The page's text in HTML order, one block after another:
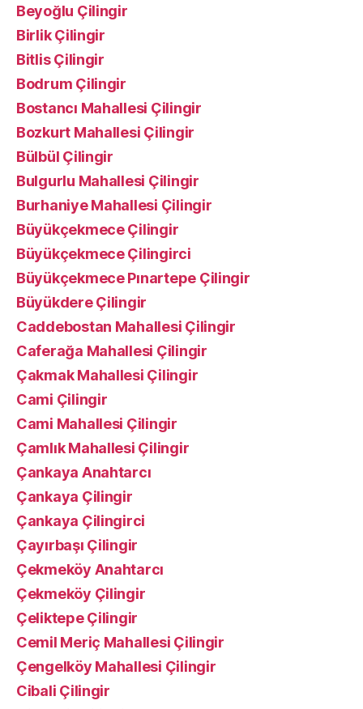
Beyoğlu Çilingir
Birlik Çilingir
Bitlis Çilingir
Bodrum Çilingir
Bostancı Mahallesi Çilingir
Bozkurt Mahallesi Çilingir
Bülbül Çilingir
Bulgurlu Mahallesi Çilingir
Burhaniye Mahallesi Çilingir
Büyükçekmece Çilingir
Büyükçekmece Çilingirci
Büyükçekmece Pınartepe Çilingir
Büyükdere Çilingir
Caddebostan Mahallesi Çilingir
Caferağa Mahallesi Çilingir
Çakmak Mahallesi Çilingir
Cami Çilingir
Cami Mahallesi Çilingir
Çamlık Mahallesi Çilingir
Çankaya Anahtarcı
Çankaya Çilingir
Çankaya Çilingirci
Çayırbaşı Çilingir
Çekmeköy Anahtarcı
Çekmeköy Çilingir
Çeliktepe Çilingir
Cemil Meriç Mahallesi Çilingir
Çengelköy Mahallesi Çilingir
Cibali Çilingir